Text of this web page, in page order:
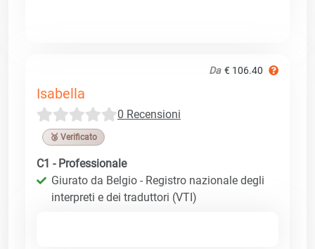
Da € 106.40
Isabella
0 Recensioni
🥉 Verificato
C1 - Professionale
Giurato da Belgio - Registro nazionale degli
interpreti e dei traduttori (VTI)